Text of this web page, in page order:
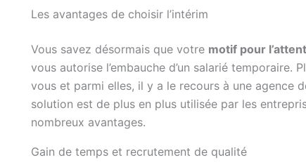
Les avantages de choisir l’intérim
Vous savez désormais que votre motif pour
vous autorise l’embauche d’un salarié temporaire.
vous et parmi elles, il y a le recours à une agence
solution est de plus en plus utilisée par les
nombreux avantages.
Gain de temps et recrutement de qualité